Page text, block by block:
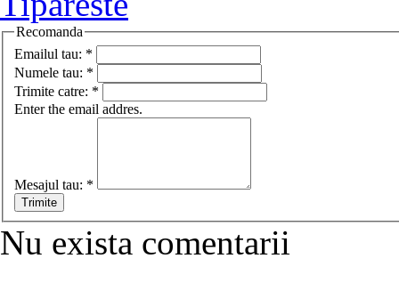
Recomanda
Emailul tau: *
Numele tau: *
Trimite catre: *
Enter the email addres.
Mesajul tau: *
Nu exista comentarii